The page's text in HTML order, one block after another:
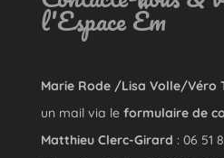
l'Espace Êm
Marie Rode /Lisa Volle/Véro
un mail via le formulaire de
Matthieu Clerc-Girard : 06 51